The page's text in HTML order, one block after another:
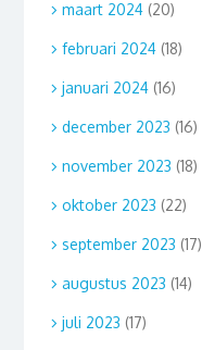
maart 2024(20)
februari 2024(18)
januari 2024(16)
december 2023 (16)
november 2023 (18)
oktober 2023 (22)
september 2023 (17)
augustus 2023 (14)
juli 2023 (17)